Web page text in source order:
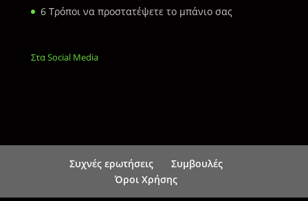
6 Τρόποι να προστατέψετε το μπάνιο σας
Στα Social Media
Συχνές ερωτήσεις
Συμβουλές
Όροι Χρήσης